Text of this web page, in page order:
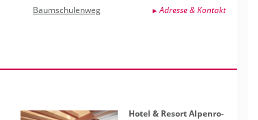
Baumschulenweg Adresse & Kontakt
Hotel & Re­sort Al­pen­ro­